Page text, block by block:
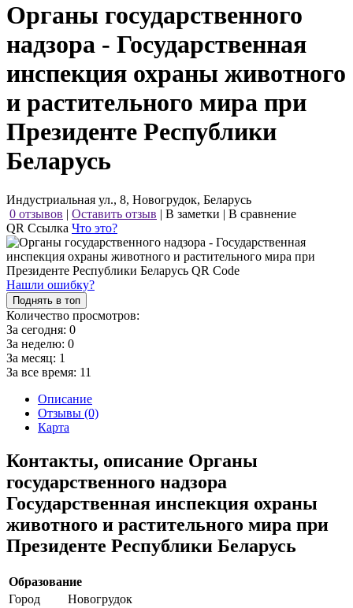
Органы государственного
надзора - Государственная
инспекция охраны животного
и растительного мира при
Президенте Республики
Беларусь
Индустриальная ул., 8, Новогрудок, Беларусь
0 отзывов | Оставить отзыв | В заметки | В сравнение
QR Ссылка Что это?
Нашли ошибку?
Поднять в топ
Количество просмотров:
За сегодня: 0
За неделю: 0
За месяц: 1
За все время: 11
Описание
Отзывы (0)
Карта
Контакты, описание Органы
государственного надзора
Государственная инспекция охраны
животного и растительного мира при
Президенте Республики Беларусь
Образование
Город
Новогрудок